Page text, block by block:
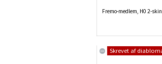
Fremo-medlem, H0 2-
Skrevet af